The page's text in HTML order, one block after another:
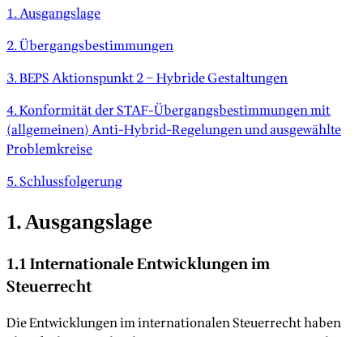
1. Ausgangslage
2. Übergangsbestimmungen
3. BEPS Aktionspunkt 2 – Hybride Gestaltungen
4. Konformität der STAF-Übergangsbestimmungen mit
(allgemeinen) Anti-Hybrid-Regelungen und ausgewählte
Problemkreise
5. Schlussfolgerung
1. Ausgangslage
1.1 Internationale Entwicklungen im
Steuerrecht
Die Entwicklungen im internationalen Steuerrecht haben